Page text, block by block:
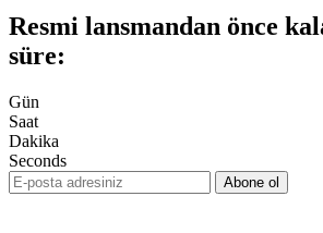
Resmi lansmandan önce
süre:
Gün
Saat
Dakika
Seconds